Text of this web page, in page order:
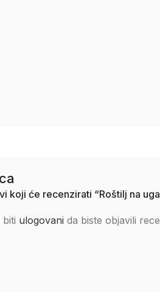
koji će recenzirati “Roštilj na
ulogovani da biste objavili